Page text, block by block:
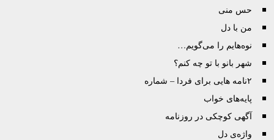
حس منی
من با دل
نوه‌هایم را می‌گویم…
شهر بانو با تو چه کنم؟
۲نامه هایی برای فردا – شماره
پایه‌های خواب
آگهی کوچکی در روزنامه
واژه‌ی دل